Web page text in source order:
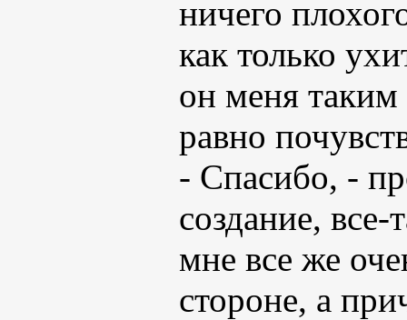
ничего
как только
он меня таким
равно
- Спасибо, -
создание,
мне все же
стороне, а